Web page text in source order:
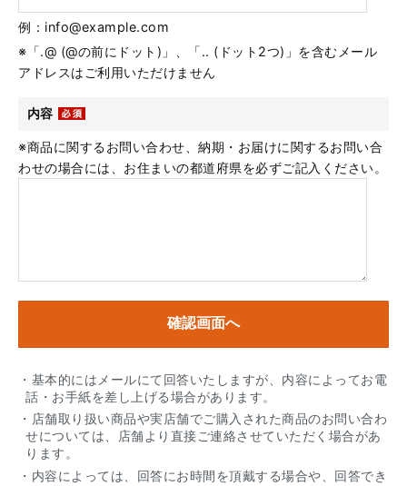
例：info@example.com
※「.@ (@の前にドット)」、「.. (ドット2つ)」を含むメール
アドレスはご利用いただけません
内容
※商品に関するお問い合わせ、納期・お届けに関するお問い合
わせの場合には、お住まいの都道府県を必ずご記入ください。
・基本的にはメールにて回答いたしますが、内容によってお電
話・お手紙を差し上げる場合があります。
・店舗取り扱い商品や実店舗でご購入された商品のお問い合わ
せについては、店舗より直接ご連絡させていただく場合があ
ります。
・内容によっては、回答にお時間を頂戴する場合や、回答でき